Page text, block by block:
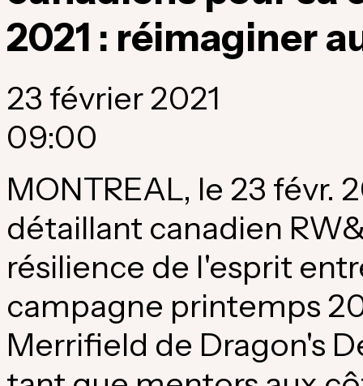
2021 : réimaginer
23 février 2021
09:00
MONTREAL, le 23 févr.
détaillant canadien
résilience de l'esprit
campagne printemps
Merrifield de Dragon's